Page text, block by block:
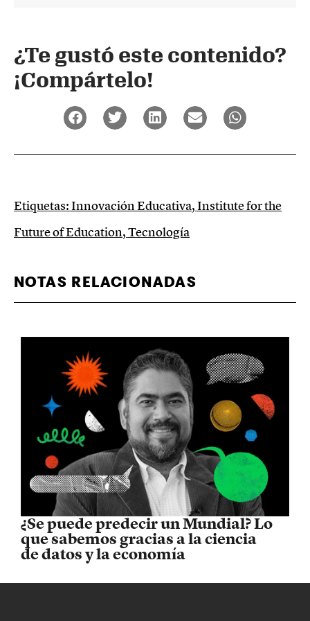
¿Te gustó este contenido?
¡Compártelo!
Etiquetas:Innovación Educativa,Institute for the
Future of Education,Tecnología
NOTAS RELACIONADAS
¿Se puede predecir un Mundial? Lo
que sabemos gracias a la ciencia
de datos y la economía